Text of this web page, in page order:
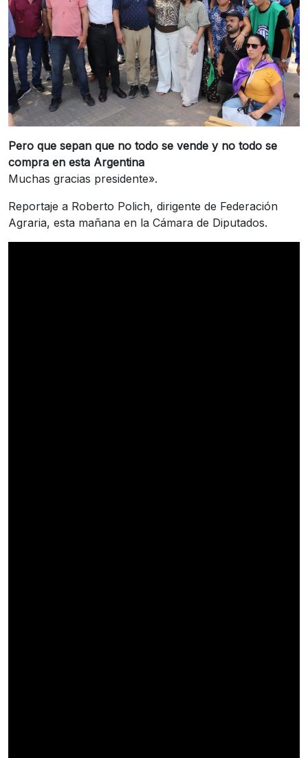
Pero que sepan que no todo se vende y no todo se
compra en esta Argentina
Muchas gracias presidente».
Reportaje a Roberto Polich, dirigente de Federación
Agraria, esta mañana en la Cámara de Diputados.